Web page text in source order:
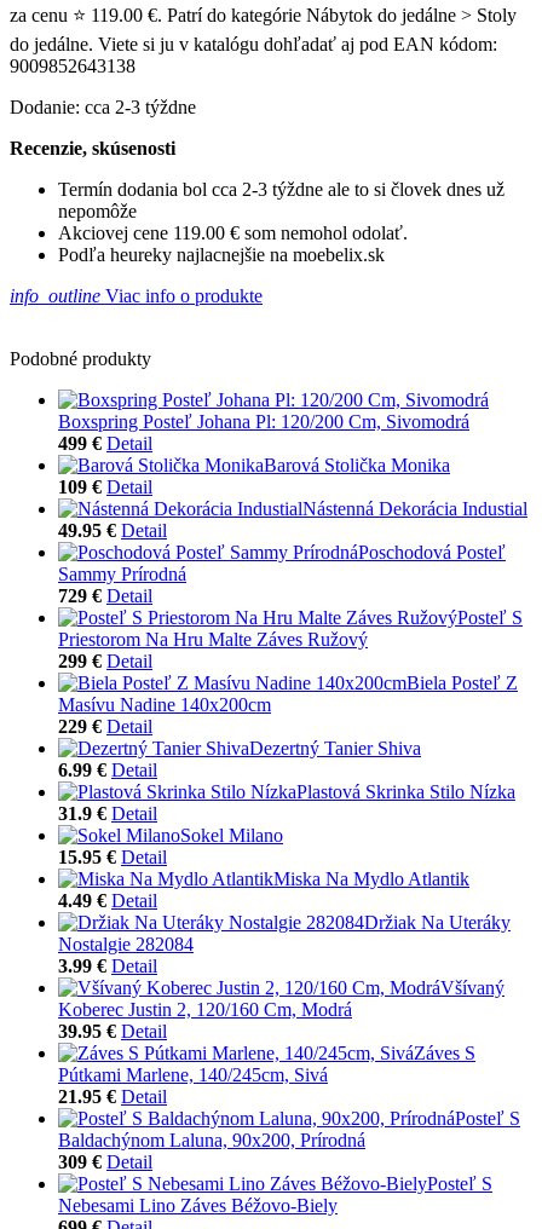
za cenu ⭐ 119.00 €. Patrí do kategórie Nábytok do jedálne > Stoly
do jedálne. Viete si ju v katalógu dohľadať aj pod EAN kódom:
9009852643138
Dodanie: cca 2-3 týždne
Recenzie, skúsenosti
Termín dodania bol cca 2-3 týždne ale to si človek dnes už
nepomôže
Akciovej cene 119.00 € som nemohol odolať.
Podľa heureky najlacnejšie na moebelix.sk
info_outline Viac info o produkte
Podobné produkty
Boxspring Posteľ Johana Pl: 120/200 Cm, Sivomodrá
499 € Detail
Barová Stolička Monika
109 € Detail
Nástenná Dekorácia Industial
49.95 € Detail
Poschodová Posteľ
Sammy Prírodná
729 € Detail
Posteľ S
Priestorom Na Hru Malte Záves Ružový
299 € Detail
Biela Posteľ Z
Masívu Nadine 140x200cm
229 € Detail
Dezertný Tanier Shiva
6.99 € Detail
Plastová Skrinka Stilo Nízka
31.9 € Detail
Sokel Milano
15.95 € Detail
Miska Na Mydlo Atlantik
4.49 € Detail
Držiak Na Uteráky
Nostalgie 282084
3.99 € Detail
Všívaný
Koberec Justin 2, 120/160 Cm, Modrá
39.95 € Detail
Záves S
Pútkami Marlene, 140/245cm, Sivá
21.95 € Detail
Posteľ S
Baldachýnom Laluna, 90x200, Prírodná
309 € Detail
Posteľ S
Nebesami Lino Záves Béžovo-Biely